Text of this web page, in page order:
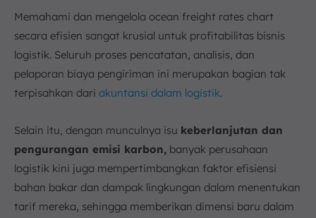
Memahami dan mengelola ocean freight rates chart
secara efisien sangat krusial untuk profitabilitas bisnis
logistik. Seluruh proses pencatatan, analisis, dan
pelaporan biaya pengiriman ini merupakan bagian tak
terpisahkan dari akuntansi dalam logistik.
Selain itu, dengan munculnya isu keberlanjutan dan
pengurangan emisi karbon, banyak perusahaan
logistik kini juga mempertimbangkan faktor efisiensi
bahan bakar dan dampak lingkungan dalam menentukan
tarif mereka, sehingga memberikan dimensi baru dalam